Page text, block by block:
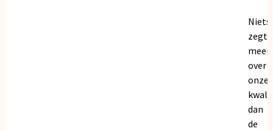
Niets
zegt
meer
over
onze
dan
de